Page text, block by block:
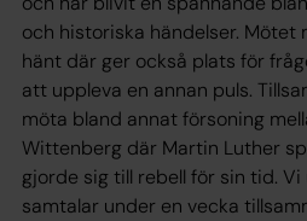
och historiska händelser. Mötet
hänt där ger också plats för
att uppleva en annan puls.
möta bland annat försoning
Wittenberg där Martin Luther
gjorde sig till rebell för sin tid.
samtalar under en vecka